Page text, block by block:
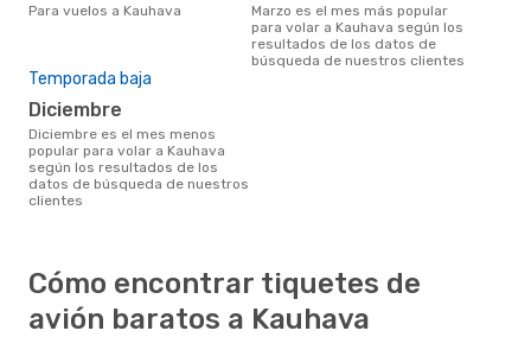
Para vuelos a Kauhava
marzo es el mes más popular
para volar a Kauhava según los
resultados de los datos de
búsqueda de nuestros clientes
Temporada baja
diciembre
diciembre es el mes menos
popular para volar a Kauhava
según los resultados de los
datos de búsqueda de nuestros
clientes
Cómo encontrar tiquetes de
avión baratos a Kauhava